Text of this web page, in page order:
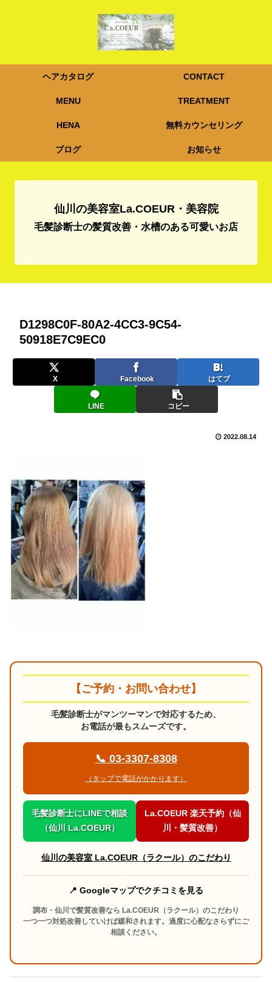
ヘアカタログ CONTACT
MENU TREATMENT
HENA 無料カウンセリング
ブログ お知らせ
仙川の美容室La.COEUR・美容院
毛髪診断士の髪質改善・水槽のある可愛いお店
D1298C0F-80A2-4CC3-9C54-
50918E7C9EC0
X Facebook はてブ
LINE コピー
2022.08.14
【ご予約・お問い合わせ】
毛髪診断士がマンツーマンで対応するため、
お電話が最もスムーズです。
📞 03-3307-8308
（タップで電話がかかります）
毛髪診断士にLINEで相談
（仙川 La.COEUR）
La.COEUR 楽天予約（仙
川・髪質改善）
仙川の美容室 La.COEUR（ラクール）のこだわり
📍 Googleマップでクチコミを見る
調布・仙川で髪質改善なら La.COEUR（ラクール）のこだわり
一つ一つ対処改善していけば緩和されます。過度に心配なさらずにご
相談ください。